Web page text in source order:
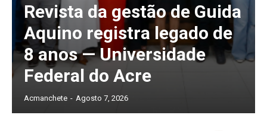
Revista da gestão de Guida
Aquino registra legado de
8 anos — Universidade
Federal do Acre
Acmanchete - Agosto 7, 2026